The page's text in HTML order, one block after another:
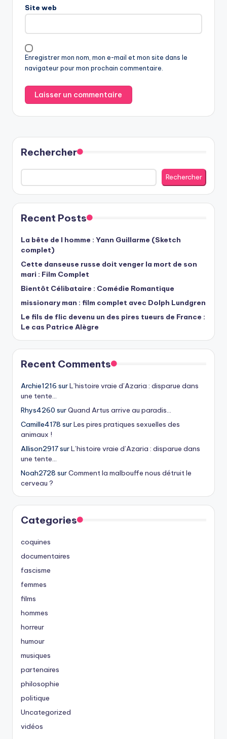
Site web
Enregistrer mon nom, mon e-mail et mon site dans le
navigateur pour mon prochain commentaire.
Rechercher
Rechercher
Recent Posts
La bête de l homme : Yann Guillarme (Sketch
complet)
Cette danseuse russe doit venger la mort de son
mari : Film Complet
Bientôt Célibataire : Comédie Romantique
missionary man : film complet avec Dolph Lundgren
Le fils de flic devenu un des pires tueurs de France :
Le cas Patrice Alègre
Recent Comments
Archie1216 surL’histoire vraie d’Azaria : disparue dans
une tente…
Rhys4260 surQuand Artus arrive au paradis…
Camille4178 surLes pires pratiques sexuelles des
animaux !
Allison2917surL’histoire vraie d’Azaria : disparue dans
une tente…
Noah2728 surComment la malbouffe nous détruit le
cerveau ?
Categories
coquines
documentaires
fascisme
femmes
films
hommes
horreur
humour
musiques
partenaires
philosophie
politique
Uncategorized
vidéos